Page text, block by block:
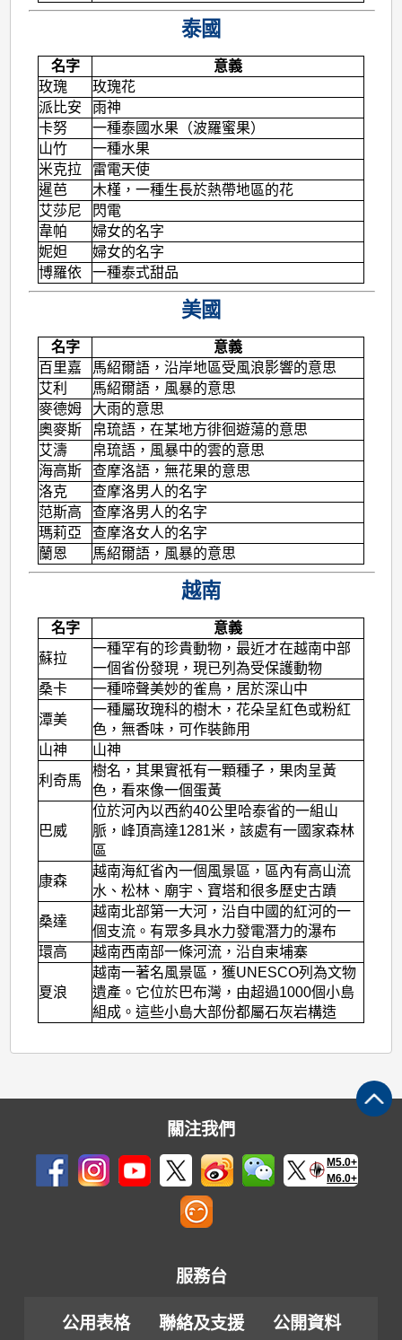
泰國
名字
意義
玫瑰
玫瑰花
派比安
雨神
卡努
一種泰國水果（波羅蜜果）
山竹
一種水果
米克拉
雷電天使
暹芭
木槿，一種生長於熱帶地區的花
艾莎尼
閃電
韋帕
婦女的名字
妮妲
婦女的名字
博羅依
一種泰式甜品
美國
名字
意義
百里嘉
馬紹爾語，沿岸地區受風浪影響的意思
艾利
馬紹爾語，風暴的意思
麥德姆
大雨的意思
奧麥斯
帛琉語，在某地方徘徊遊蕩的意思
艾濤
帛琉語，風暴中的雲的意思
海高斯
查摩洛語，無花果的意思
洛克
查摩洛男人的名字
范斯高
查摩洛男人的名字
瑪莉亞
查摩洛女人的名字
蘭恩
馬紹爾語，風暴的意思
越南
名字
意義
蘇拉
一種罕有的珍貴動物，最近才在越南中部
一個省份發現，現已列為受保護動物
桑卡
一種啼聲美妙的雀鳥，居於深山中
潭美
一種屬玫瑰科的樹木，花朵呈紅色或粉紅
色，無香味，可作裝飾用
山神
山神
利奇馬
樹名，其果實祇有一顆種子，果肉呈黃
色，看來像一個蛋黃
巴威
位於河內以西約40公里哈泰省的一組山
脈，峰頂高達1281米，該處有一國家森林
區
康森
越南海紅省內一個風景區，區內有高山流
水、松林、廟宇、寶塔和很多歷史古蹟
桑達
越南北部第一大河，沿自中國的紅河的一
個支流。有眾多具水力發電潛力的瀑布
環高
越南西南部一條河流，沿自柬埔寨
夏浪
越南一著名風景區，獲UNESCO列為文物
遺產。它位於巴布灣，由超過1000個小島
組成。這些小島大部份都屬石灰岩構造
關注我們
M5.0+
M6.0+
服務台
公用表格 聯絡及支援
公開資料